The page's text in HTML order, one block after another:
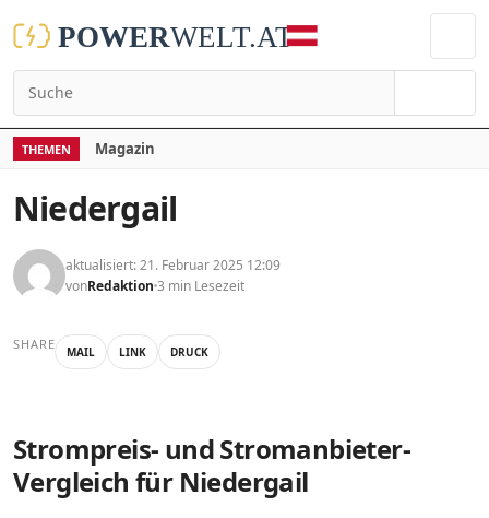
THEMEN Magazin
Niedergail
aktualisiert: 21. Februar 2025 12:09
vonRedaktion 3 min Lesezeit
SHARE MAIL LINK DRUCK
Strompreis- und Stromanbieter-
Vergleich für Niedergail